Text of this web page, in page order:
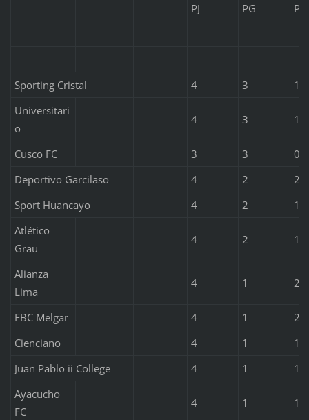
PJ PG PE
Sporting Cristal 4 3
1
Universitari
o
4 3 1
Cusco FC 3 3
0
Deportivo Garcilaso
4 2
2
Sport Huancayo
4 2
1
Atlético
Grau
4 2 1
Alianza
Lima
4 1 2
FBC Melgar 4 1
2
Cienciano
4 1
1
Juan Pablo ii College
4 1
1
Ayacucho
FC
4 1 1